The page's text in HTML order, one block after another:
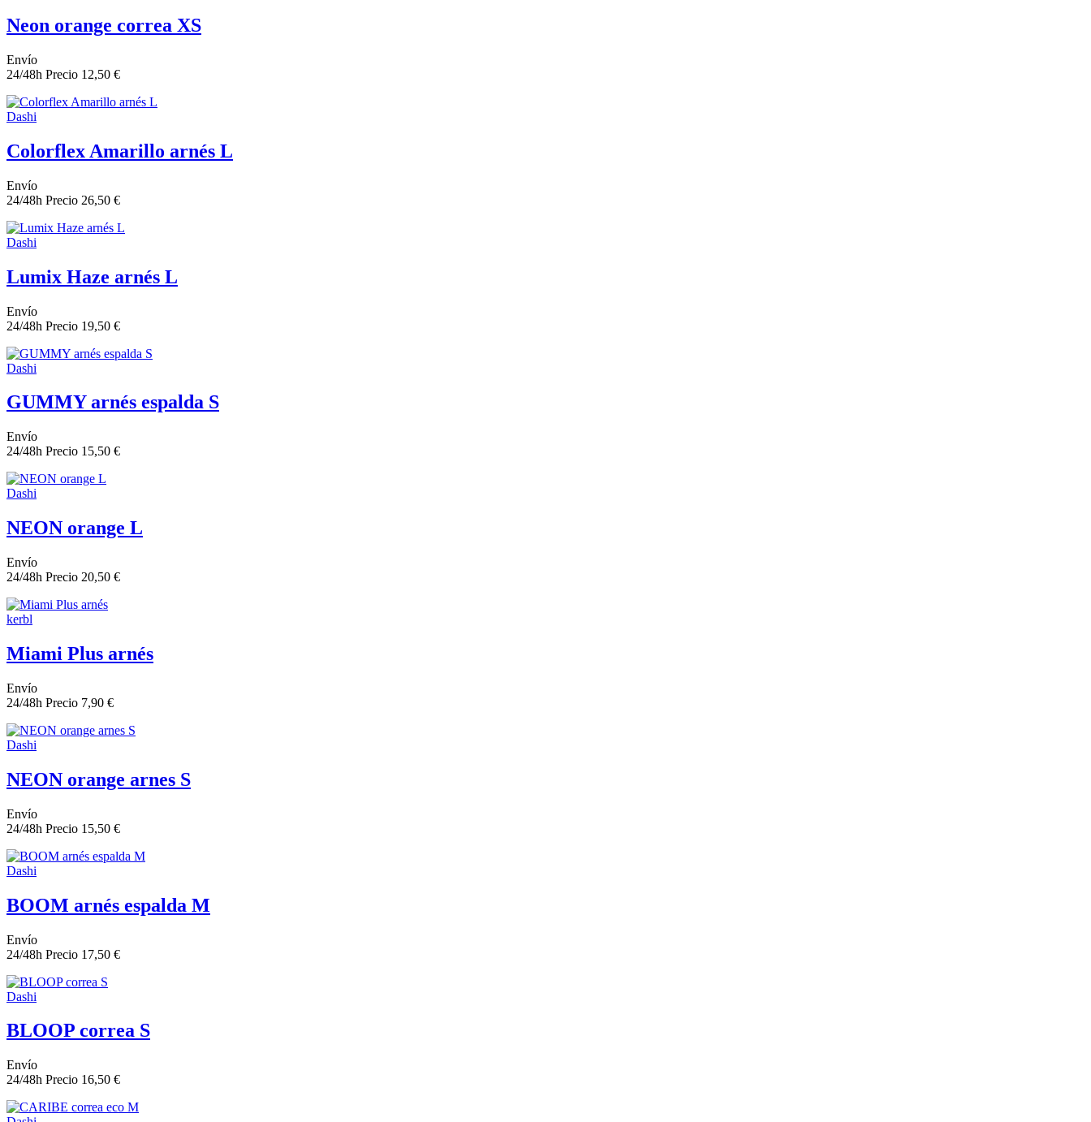
Neon orange correa XS
Envío
24/48h Precio 12,50 €
Dashi
Colorflex Amarillo arnés L
Envío
24/48h Precio 26,50 €
Dashi
Lumix Haze arnés L
Envío
24/48h Precio 19,50 €
Dashi
GUMMY arnés espalda S
Envío
24/48h Precio 15,50 €
Dashi
NEON orange L
Envío
24/48h Precio 20,50 €
kerbl
Miami Plus arnés
Envío
24/48h Precio 7,90 €
Dashi
NEON orange arnes S
Envío
24/48h Precio 15,50 €
Dashi
BOOM arnés espalda M
Envío
24/48h Precio 17,50 €
Dashi
BLOOP correa S
Envío
24/48h Precio 16,50 €